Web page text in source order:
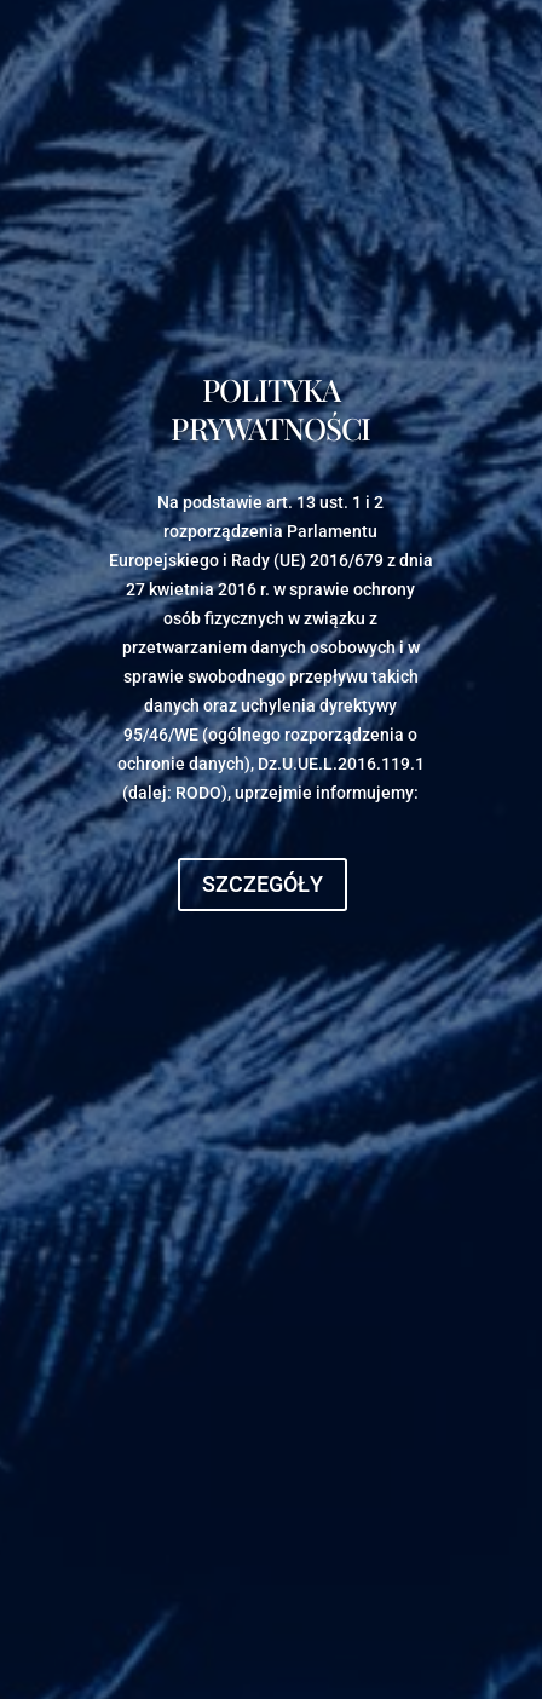
POLITYKA
PRYWATNOŚCI
Na podstawie art. 13 ust. 1 i 2
rozporządzenia Parlamentu
Europejskiego i Rady (UE) 2016/679 z dnia
27 kwietnia 2016 r. w sprawie ochrony
osób fizycznych w związku z
przetwarzaniem danych osobowych i w
sprawie swobodnego przepływu takich
danych oraz uchylenia dyrektywy
95/46/WE (ogólnego rozporządzenia o
ochronie danych), Dz.U.UE.L.2016.119.1
(dalej: RODO), uprzejmie informujemy:
SZCZEGÓŁY